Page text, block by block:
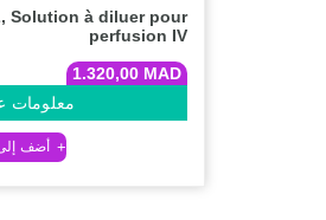
Solution à diluer pour
perfusion IV
1.320,00 MAD
معلومات